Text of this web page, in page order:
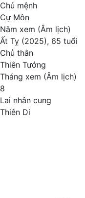
Chủ mệnh
Cự Môn
Năm xem (Âm lịch)
Ất Tỵ (2025), 65 tuổi
Chủ thân
Thiên Tướng
Tháng xem (Âm lịch)
8
Lai nhân cung
Thiên Di